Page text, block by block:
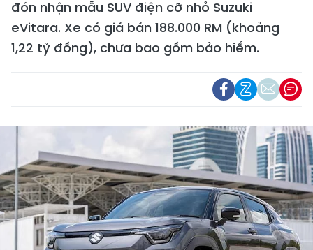
đón nhận mẫu SUV điện cỡ nhỏ Suzuki
eVitara. Xe có giá bán 188.000 RM (khoảng
1,22 tỷ đồng), chưa bao gồm bảo hiểm.